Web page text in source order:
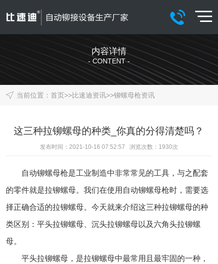
内容详情
- CONTENT -
当前位置： 首页>>比速迪资讯>>铆螺母枪资讯
这三种拉铆螺母的种类_你真的分得清楚吗？
发布时间：2021-10-16 07:52:57 浏览次数： 1930次
自动铆螺母枪是工业制造中非常常见的工具，与之配套
的零件就是拉铆螺母。我们在使用自动铆螺母枪时，需要选
择正确合适的拉铆螺母。今天就来介绍这三种拉铆螺母的种
类区别：平头拉铆螺母、沉头拉铆螺母以及六角头拉铆螺
母。
平头拉铆螺母，是拉铆螺母中最常用且最牢固的一种，